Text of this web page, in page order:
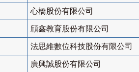
心橋股份有限公司
頎鑫教育股份有限公司
法思維數位科技股份有限公司
廣興誠股份有限公司